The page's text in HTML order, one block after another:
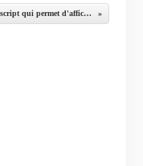
Script Python #15 (Hors-série) : Écrire un script qui permet d'afficher ce triangle spécial #15 (1re variante)